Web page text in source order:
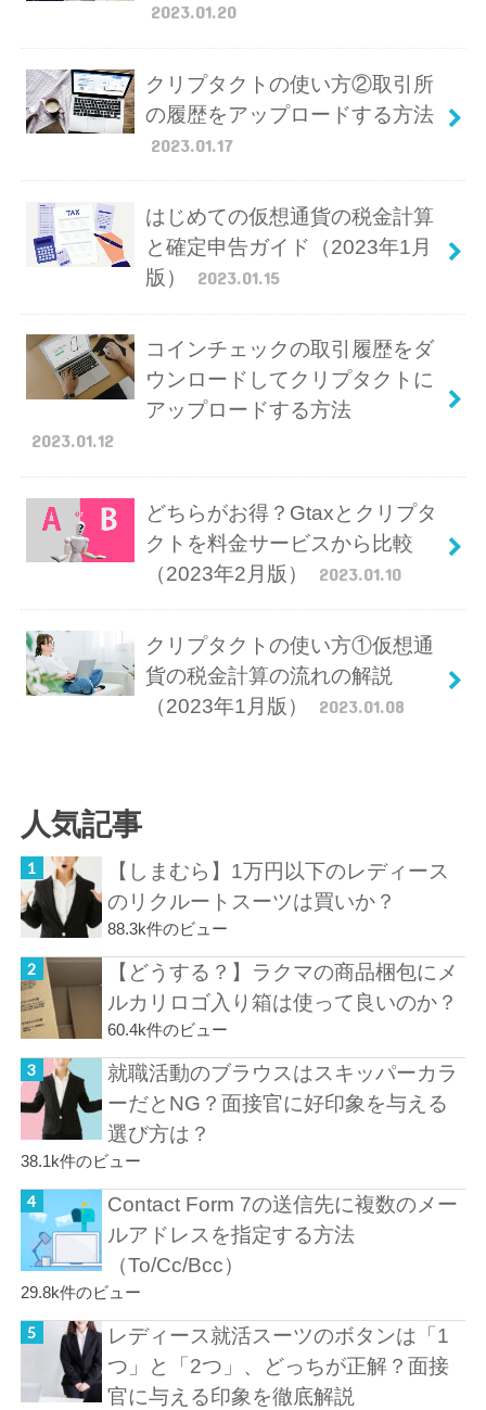
2023.01.20
クリプタクトの使い方②取引所
の履歴をアップロードする方法
2023.01.17
はじめての仮想通貨の税金計算
と確定申告ガイド（2023年1月
版）
2023.01.15
コインチェックの取引履歴をダ
ウンロードしてクリプタクトに
アップロードする方法
2023.01.12
どちらがお得？Gtaxとクリプタ
クトを料金サービスから比較
（2023年2月版）
2023.01.10
クリプタクトの使い方①仮想通
貨の税金計算の流れの解説
（2023年1月版）
2023.01.08
人気記事
【しまむら】1万円以下のレディース
のリクルートスーツは買いか？
88.3k件のビュー
【どうする？】ラクマの商品梱包にメ
ルカリロゴ入り箱は使って良いのか？
60.4k件のビュー
就職活動のブラウスはスキッパーカラ
ーだとNG？面接官に好印象を与える
選び方は？
38.1k件のビュー
Contact Form 7の送信先に複数のメー
ルアドレスを指定する方法
（To/Cc/Bcc）
29.8k件のビュー
レディース就活スーツのボタンは「1
つ」と「2つ」、どっちが正解？面接
官に与える印象を徹底解説